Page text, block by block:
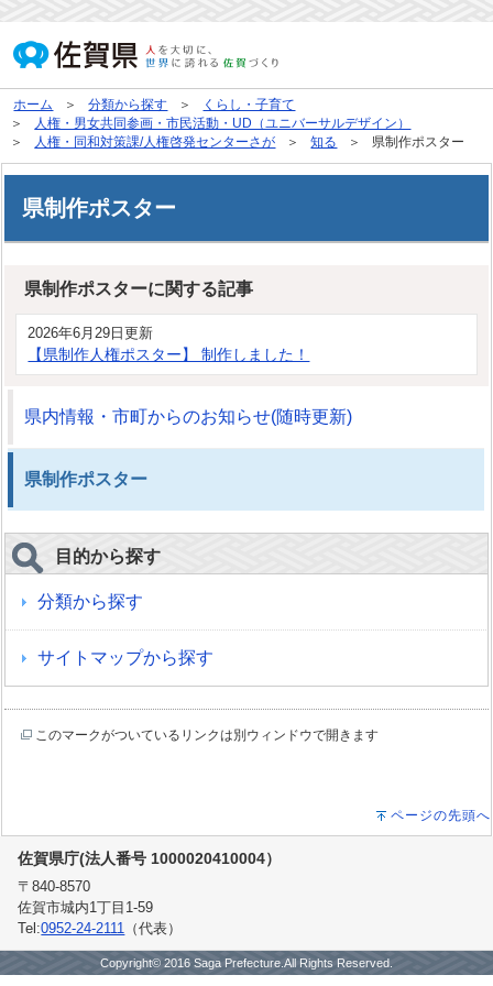
ホーム 分類から探す
くらし・子育て
人権・男女共同参画・市民活動・UD（ユニバーサルデザイン）
人権・同和対策課/人権啓発センターさが
知る 県制作ポスター
県制作ポスター
県制作ポスターに関する記事
2026年6月29日更新
【県制作人権ポスター】 制作しました！
県内情報・市町からのお知らせ(随時更新)
県制作ポスター
目的から探す
分類から探す
サイトマップから探す
このマークがついているリンクは別ウィンドウで開きます
ページの先頭へ
佐賀県庁(法人番号 1000020410004）
〒840-8570
佐賀市城内1丁目1-59
Tel:0952-24-2111 （代表）
Copyright© 2016 Saga Prefecture.All Rights Reserved.